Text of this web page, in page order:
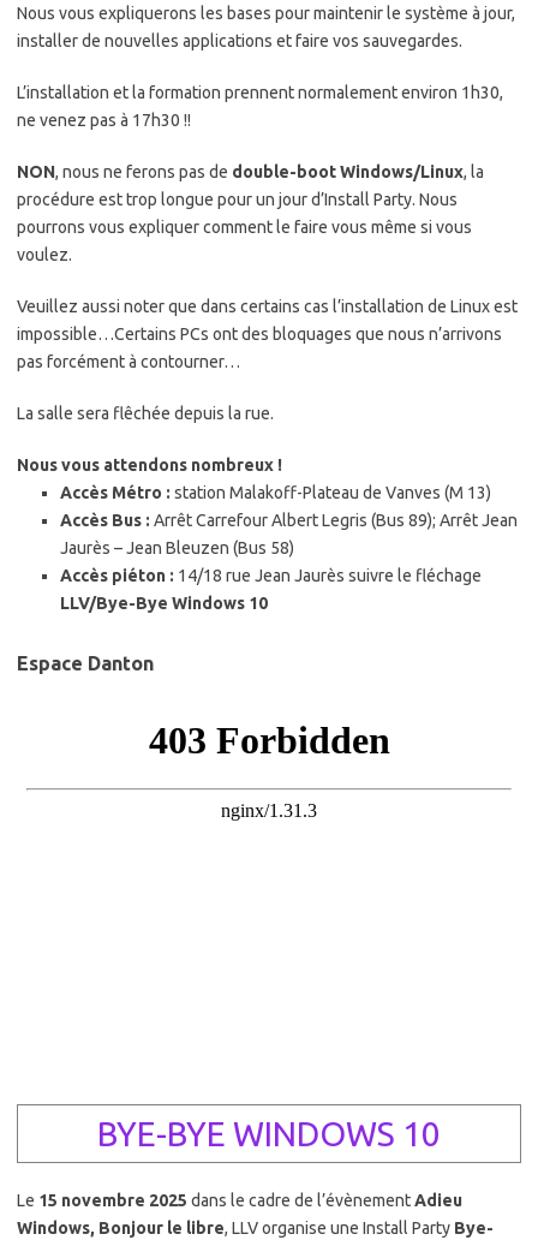
Nous vous expliquerons les bases pour maintenir le système à jour,
installer de nouvelles applications et faire vos sauvegardes.
L’installation et la formation prennent normalement environ 1h30,
ne venez pas à 17h30 !!
NON, nous ne ferons pas de double-boot Windows/Linux, la
procédure est trop longue pour un jour d’Install Party. Nous
pourrons vous expliquer comment le faire vous même si vous
voulez.
Veuillez aussi noter que dans certains cas l’installation de Linux est
impossible…Certains PCs ont des bloquages que nous n’arrivons
pas forcément à contourner…
La salle sera flêchée depuis la rue.
Nous vous attendons nombreux !
Accès Métro : station Malakoff-Plateau de Vanves (M 13)
Accès Bus : Arrêt Carrefour Albert Legris (Bus 89); Arrêt Jean
Jaurès – Jean Bleuzen (Bus 58)
Accès piéton : 14/18 rue Jean Jaurès suivre le fléchage
LLV/Bye-Bye Windows 10
Espace Danton
BYE-BYE WINDOWS 10
Le 15 novembre 2025 dans le cadre de l’évènementAdieu
Windows, Bonjour le libre, LLV organise une Install Party Bye-